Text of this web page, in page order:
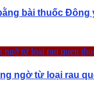
bài thuốc Đông
ngờ từ loại rau